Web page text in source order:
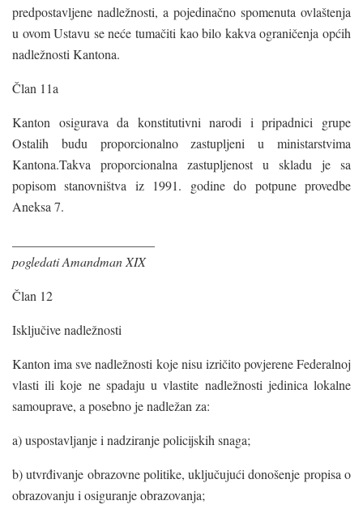
predpostavljene nadležnosti, a pojedinačno spomenuta ovlaštenja
u ovom Ustavu se neće tumačiti kao bilo kakva ograničenja općih
nadležnosti Kantona.
Član 11a
Kanton osigurava da konstitutivni narodi i pripadnici grupe
Ostalih budu proporcionalno zastupljeni u ministarstvima
Kantona.Takva proporcionalna zastupljenost u skladu je sa
popisom stanovništva iz 1991. godine do potpune provedbe
Aneksa 7.
pogledati Amandman XIX
Član 12
Isključive nadležnosti
Kanton ima sve nadležnosti koje nisu izričito povjerene Federalnoj
vlasti ili koje ne spadaju u vlastite nadležnosti jedinica lokalne
samouprave, a posebno je nadležan za:
a) uspostavljanje i nadziranje policijskih snaga;
b) utvrđivanje obrazovne politike, uključujući donošenje propisa o
obrazovanju i osiguranje obrazovanja;